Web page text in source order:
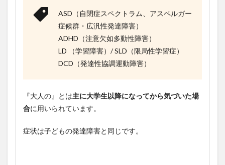
ASD（自閉症スペクトラム、アスペルガー
症候群・広汎性発達障害）
ADHD（注意欠如多動性障害）
LD （学習障害）/ SLD（限局性学習症）
DCD（発達性協調運動障害）
『大人の』とは主に大学生以降になってから気づいた場
合に用いられています。
症状は子どもの発達障害と同じです。